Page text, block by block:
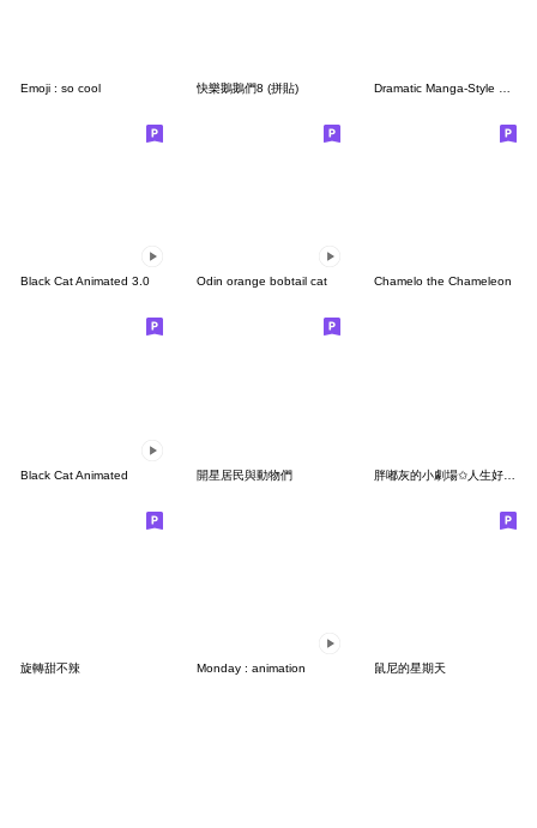
Emoji : so cool 快樂鵝鵝們8 (拼貼)
Black Cat Animated 3.0 Odin orange bobtail cat Chamelo the Chameleon
Black Cat Animated 開星居民與動物們 胖嘟灰的小劇場✩人生好複雜
旋轉甜不辣 Monday : animation 鼠尼的星期天